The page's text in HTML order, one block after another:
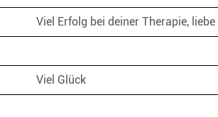
Viel Erfolg bei deiner Therapie,
Viel Glück